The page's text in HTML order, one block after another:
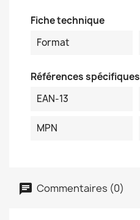
Fiche technique
Format
Références spécifiques
EAN-13
MPN
Commentaires (0)